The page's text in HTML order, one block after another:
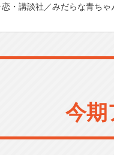
・講談社／みだらな青ちゃ
今期